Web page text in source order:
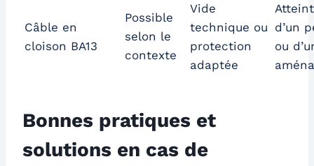
Câble en
cloison BA13
Possible
selon le
contexte
Vide
technique ou
protection
adaptée
d’un
ou
Bonnes pratiques et
solutions en cas de